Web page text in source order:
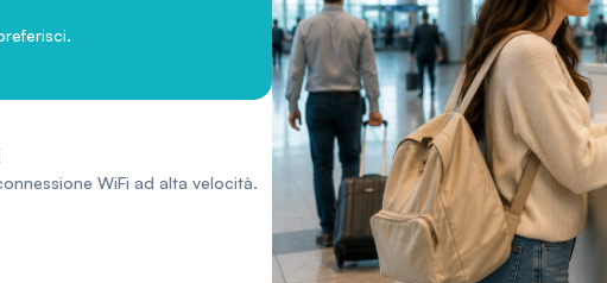
WiFi ad alta velocità.